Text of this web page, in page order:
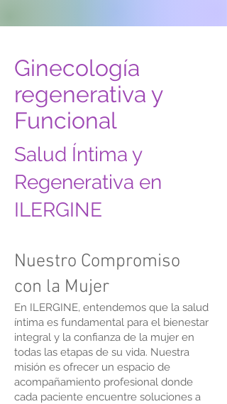
Ginecología
regenerativa y
Funcional
Salud Íntima y
Regenerativa en
ILERGINE
Nuestro Compromiso
con la Mujer
En ILERGINE, entendemos que la salud
íntima es fundamental para el bienestar
integral y la confianza de la mujer en
todas las etapas de su vida. Nuestra
misión es ofrecer un espacio de
acompañamiento profesional donde
cada paciente encuentre soluciones a